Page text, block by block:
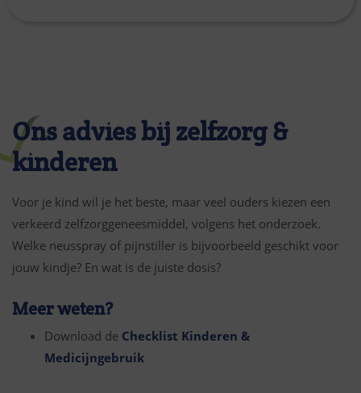
Ons advies bij zelfzorg &
kinderen
Voor je kind wil je het beste, maar veel ouders kiezen een
verkeerd zelfzorggeneesmiddel, volgens het onderzoek.
Welke neusspray of pijnstiller is bijvoorbeeld geschikt voor
jouw kindje? En wat is de juiste dosis?
Meer weten?
Download de Checklist Kinderen &
Medicijngebruik